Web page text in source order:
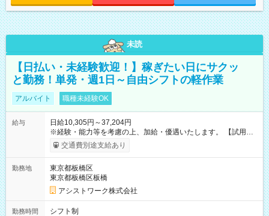
未読
【日払い・未経験歓迎！】稼ぎたい日にサクッ
と勤務！単発・週1日～自由シフトの軽作業
アルバイト 職種未経験OK
給与
日給10,305円～37,204円
※経験・能力等を考慮の上、加給・優遇いたします。 【試用期
間】試用期間なし
交通費別途支給あり
勤務地
東京都板橋区
東京都板橋区板橋
アシストワーク株式会社
勤務時間
シフト制